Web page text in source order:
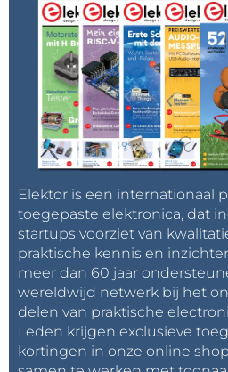
Elektor is een internationaal
toegepaste elektronica, dat
startups voorziet van
praktische kennis en
meer dan 60 jaar
wereldwijd netwerk bij het
delen van praktische
Leden krijgen exclusieve
kortingen in onze online